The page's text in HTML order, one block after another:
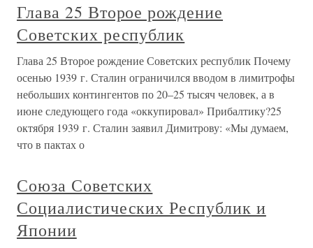
Глава 25 Второе рождение
Советских республик
Глава 25 Второе рождение Советских республик Почему
осенью 1939 г. Сталин ограничился вводом в лимитрофы
небольших контингентов по 20–25 тысяч человек, а в
июне следующего года «оккупировал» Прибалтику?25
октября 1939 г. Сталин заявил Димитрову: «Мы думаем,
что в пактах о
Союза Советских
Социалистических Республик и
Японии